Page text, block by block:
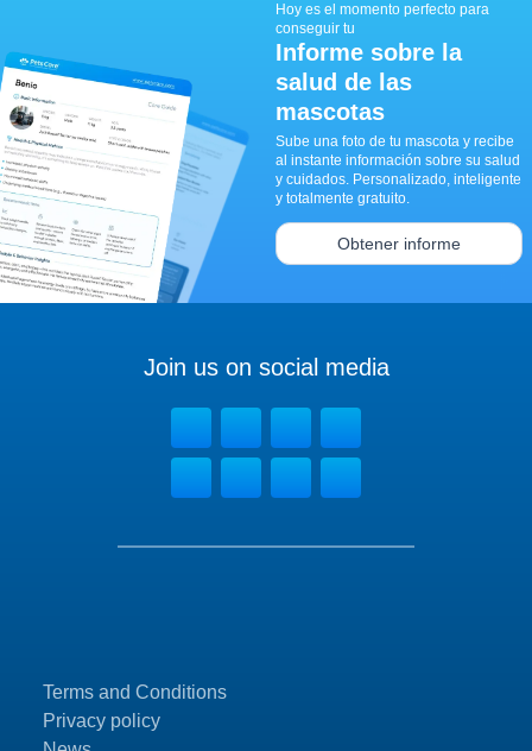
Hoy es el momento perfecto para
conseguir tu
Informe sobre la
salud de las
mascotas
Sube una foto de tu mascota y recibe
al instante información sobre su salud
y cuidados. Personalizado, inteligente
y totalmente gratuito.
Obtener informe
Terms and Conditions
Privacy policy
Join us on social media